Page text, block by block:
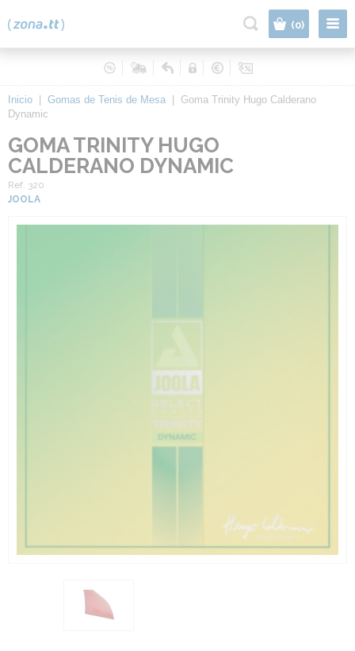
(0)
Inicio Gomas de Tenis de Mesa
Goma Trinity Hugo Calderano
Dynamic
GOMA TRINITY HUGO
CALDERANO DYNAMIC
Ref. 320
JOOLA